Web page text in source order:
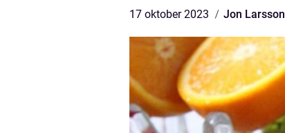
17 oktober 2023 Jon Larsson